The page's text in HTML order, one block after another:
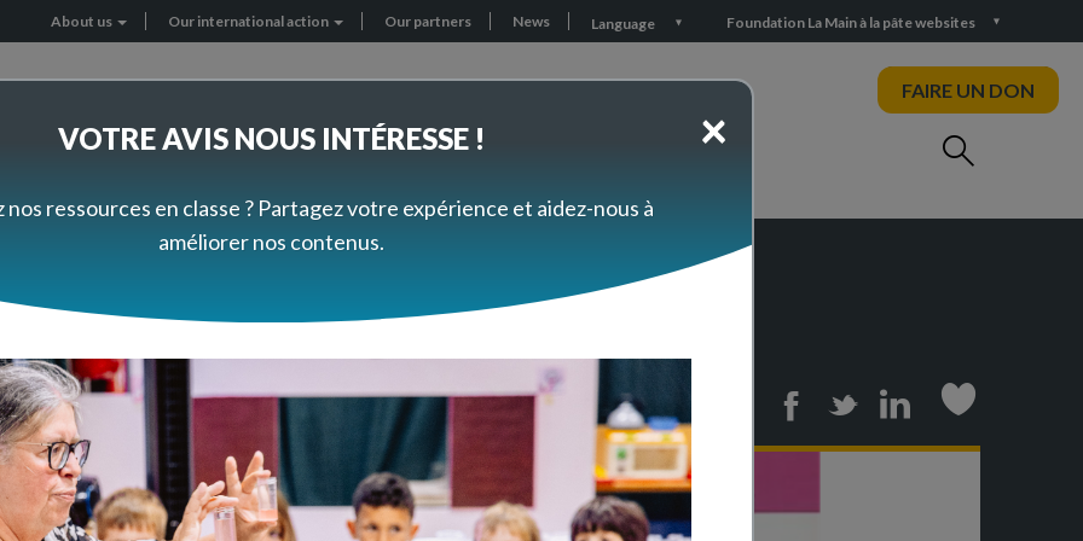
Header
menu
About us Our international action Our partners News Language Foundation La Main à la pâte websites
FAIRE UN DON
connaissances sur l'énergie
Print FacebookTwitterLinkedin
×
VOTRE AVIS NOUS INTÉRESSE !
nos ressources en classe ? Partagez votre expérience et aidez-nous à
améliorer nos contenus.